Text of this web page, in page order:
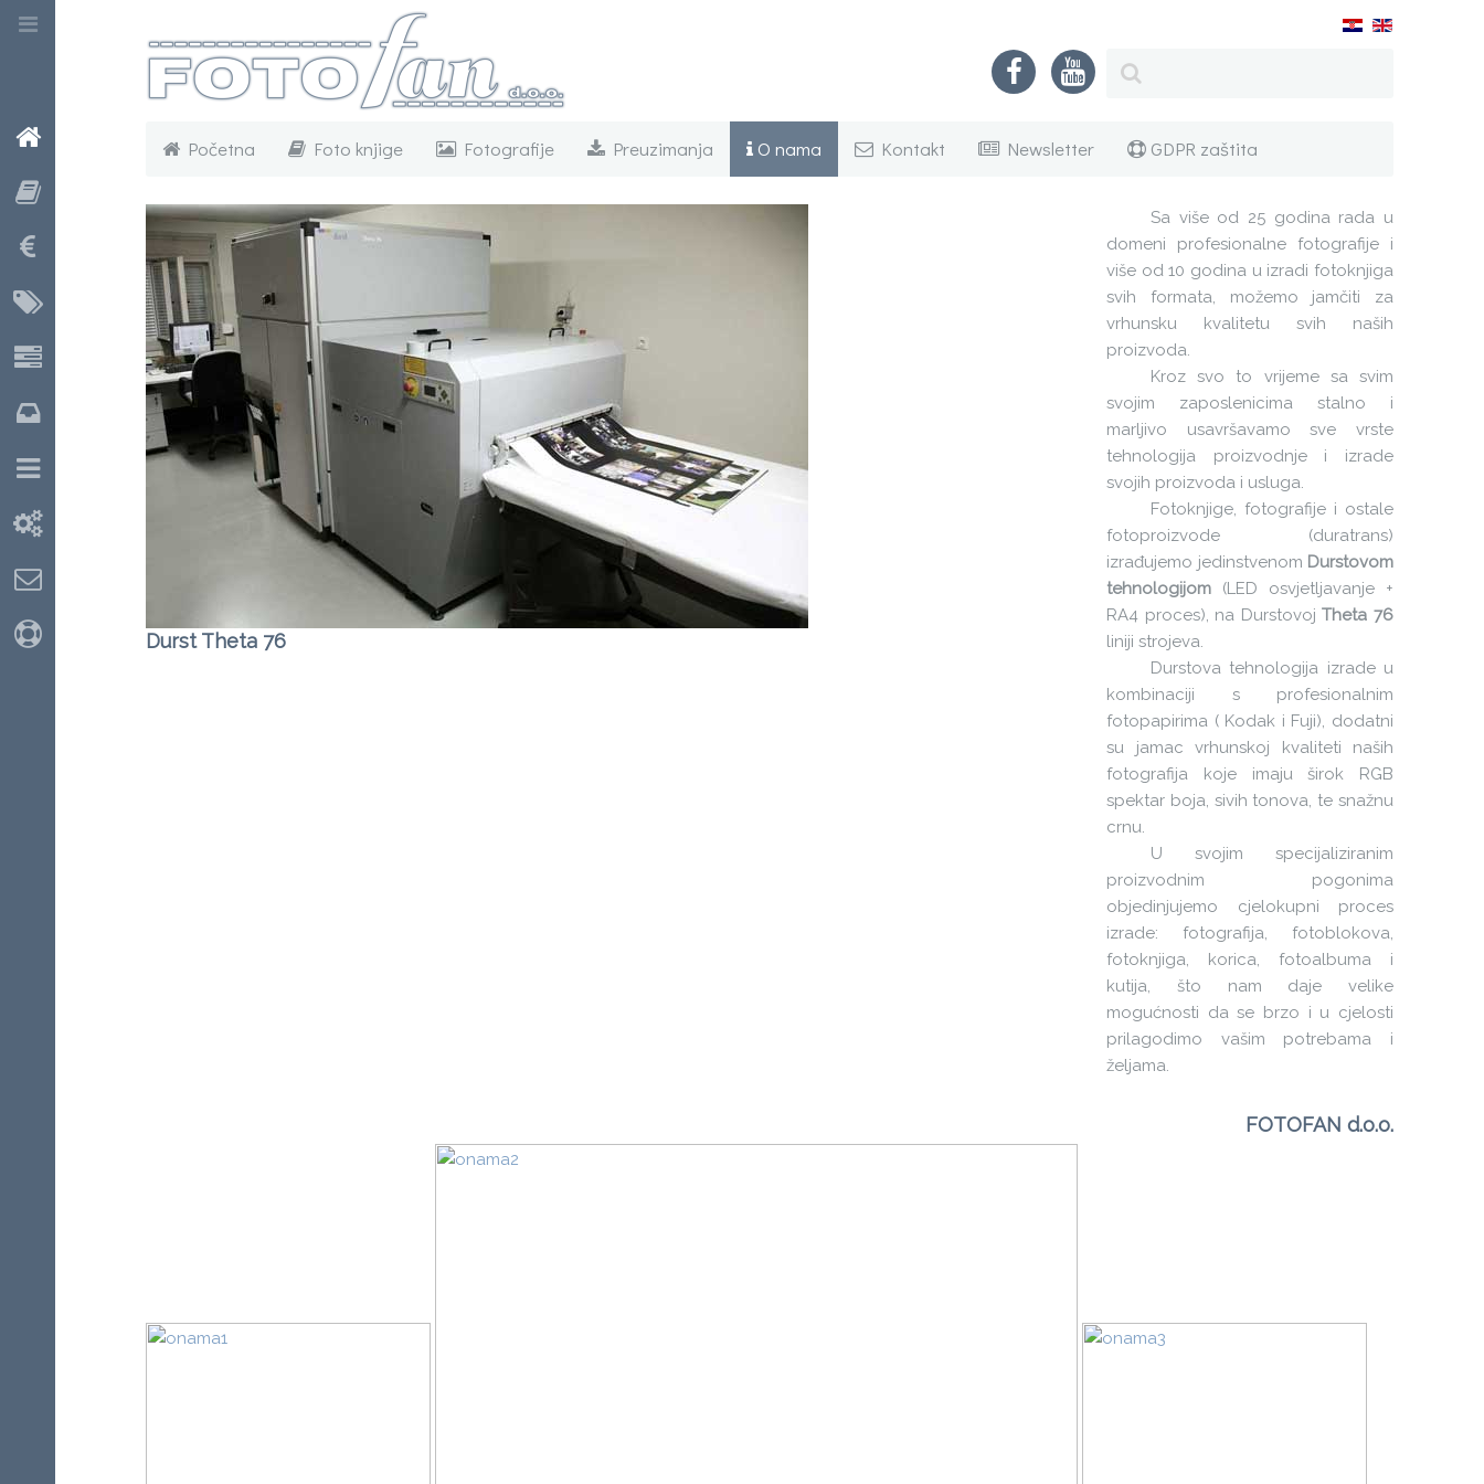
Početna Foto knjige Fotografije Preuzimanja O nama Kontakt Newsletter GDPR zaštita
Durst Theta 76
Sa više od 25 godina rada u
domeni profesionalne fotografije i
više od 10 godina u izradi fotoknjiga
svih formata, možemo jamčiti za
vrhunsku kvalitetu svih naših
proizvoda.
Kroz svo to vrijeme sa svim
svojim zaposlenicima stalno i
marljivo usavršavamo sve vrste
tehnologija proizvodnje i izrade
svojih proizvoda i usluga.
Fotoknjige, fotografije i ostale
fotoproizvode (duratrans)
izrađujemo jedinstvenom Durstovom
tehnologijom (LED osvjetljavanje +
RA4 proces), na DurstovojTheta 76
liniji strojeva.
Durstova tehnologija izrade u
kombinaciji s profesionalnim
fotopapirima ( Kodak i Fuji), dodatni
su jamac vrhunskoj kvaliteti naših
fotografija koje imaju širok RGB
spektar boja, sivih tonova, te snažnu
crnu.
U svojim specijaliziranim
proizvodnim pogonima
objedinjujemo cjelokupni proces
izrade: fotografija, fotoblokova,
fotoknjiga, korica, fotoalbuma i
kutija, što nam daje velike
mogućnosti da se brzo i u cjelosti
prilagodimo vašim potrebama i
željama.
FOTOFAN d.o.o.